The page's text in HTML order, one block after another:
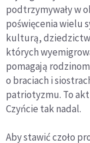
podtrzymywały w
poświęcenia wielu
kulturą,
których
pomagają
o braciach i
patriotyzmu. To
Czyńcie tak nadal.
Aby stawić czoło